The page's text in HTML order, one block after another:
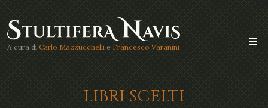
A cura di Carlo Mazzucchelli e Francesco Varanini
LIBRI SCELTI